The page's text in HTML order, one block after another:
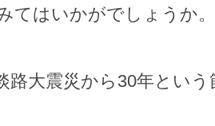
てはいかがでしょうか。
路大震災から30年とい